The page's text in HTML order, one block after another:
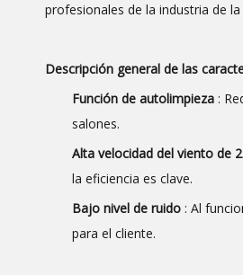
profesionales de la industria de la
Descripción general de las
Función de autolimpieza :
salones.
Alta velocidad del viento de
la eficiencia es clave.
Bajo nivel de ruido : Al
para el cliente.